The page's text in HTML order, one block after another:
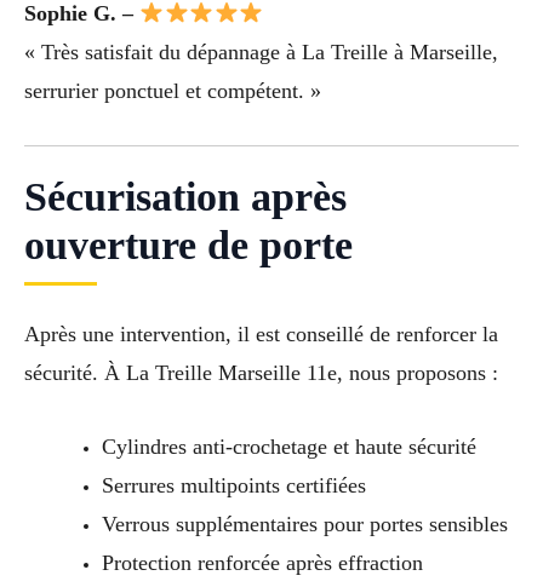
Sophie G. –
« Très satisfait du dépannage à La Treille à Marseille,
serrurier ponctuel et compétent. »
Sécurisation après
ouverture de porte
Après une intervention, il est conseillé de renforcer la
sécurité. À La Treille Marseille 11e, nous proposons :
Cylindres anti-crochetage et haute sécurité
Serrures multipoints certifiées
Verrous supplémentaires pour portes sensibles
Protection renforcée après effraction